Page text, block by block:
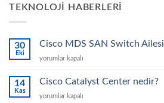
TEKNOLOJI HABERLERI
30
Eki
Cisco MDS SAN Switch Ailesi
Cisco
SAN
Ailesi
yorumlar kapalı
14
Kas
Cisco Catalyst Center nedir?
Cisco
yorumlar kapalı